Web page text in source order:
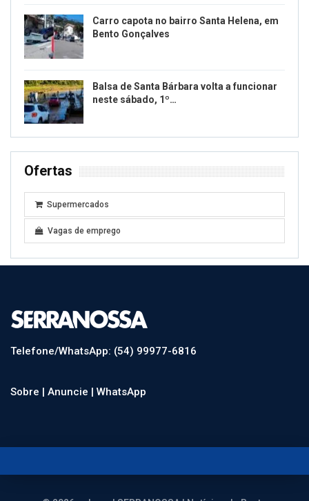
Carro capota no bairro Santa Helena, em
Bento Gonçalves
Balsa de Santa Bárbara volta a funcionar
neste sábado, 1º…
Ofertas
Supermercados
Vagas de emprego
Telefone/WhatsApp: (54) 99977-6816
Sobre | Anuncie | WhatsApp